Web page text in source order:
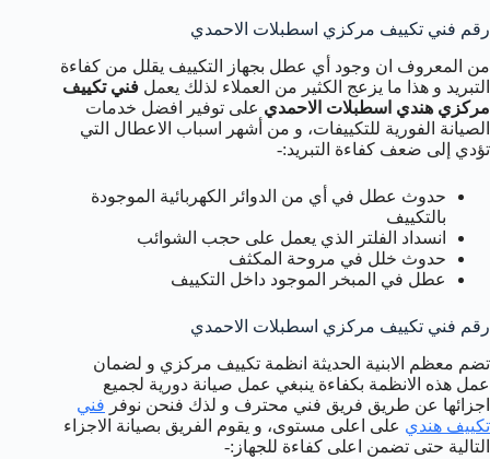
رقم فني تكييف مركزي اسطبلات الاحمدي
من المعروف ان وجود أي عطل بجهاز التكييف يقلل من كفاءة
التبريد و هذا ما يزعج الكثير من العملاء لذلك يعمل فني تكييف
مركزي هندي اسطبلات الاحمدي على توفير افضل خدمات
الصيانة الفورية للتكييفات، و من أشهر اسباب الاعطال التي
تؤدي إلى ضعف كفاءة التبريد:-
حدوث عطل في أي من الدوائر الكهربائية الموجودة
بالتكييف
انسداد الفلتر الذي يعمل على حجب الشوائب
حدوث خلل في مروحة المكثف
عطل في المبخر الموجود داخل التكييف
رقم فني تكييف مركزي اسطبلات الاحمدي
تضم معظم الابنية الحديثة انظمة تكييف مركزي و لضمان
عمل هذه الانظمة بكفاءة ينبغي عمل صيانة دورية لجميع
اجزائها عن طريق فريق فني محترف و لذك فنحن نوفر فني
تكييف هندي على اعلى مستوى، و يقوم الفريق بصيانة الاجزاء
التالية حتى تضمن اعلى كفاءة للجهاز:-